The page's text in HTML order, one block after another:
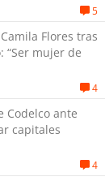
5
Flores tras
“Ser mujer de
4
Codelco ante
capitales
4